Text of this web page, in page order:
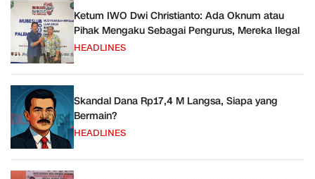
Ketum IWO Dwi Christianto: Ada Oknum atau
Pihak Mengaku Sebagai Pengurus, Mereka Ilegal
HEADLINES
Skandal Dana Rp17,4 M Langsa, Siapa yang
Bermain?
HEADLINES